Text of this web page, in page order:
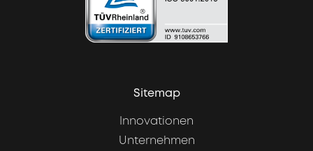
Sitemap
Innovationen
Unternehmen